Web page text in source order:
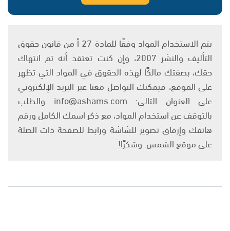
يتم الاستخدام المواد وفقًا للمادة 27 أ من قانون حقوق
التأليف والنشر 2007، وإن كنت تعتقد أنه تم انتهاك
حقك، بصفتك مالكًا لهذه الحقوق في المواد التي تظهر
على الموقع، فيمكنك التواصل معنا عبر البريد الإلكتروني
على العنوان التالي: info@ashams.com والطلب
بالتوقف عن استخدام المواد، مع ذكر اسمك الكامل ورقم
هاتفك وإرفاق تصوير للشاشة ورابط للصفحة ذات الصلة
على موقع الشمس. وشكرًا!